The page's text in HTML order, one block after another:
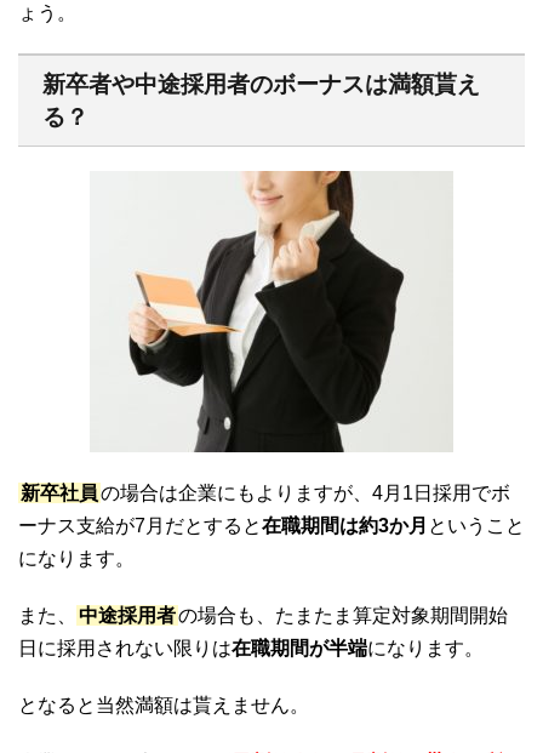
ょう。
新卒者や中途採用者のボーナスは満額貰え
る？
新卒社員の場合は企業にもよりますが、4月1日採用でボ
ーナス支給が7月だとすると在職期間は約3か月 ということ
になります。
また、 中途採用者の場合も、たまたま算定対象期間開始
日に採用されない限りは在職期間が半端になります。
となると当然満額は貰えません。